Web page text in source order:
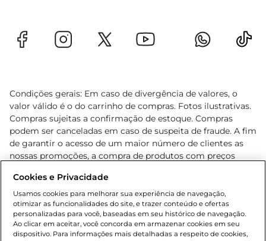
Condições gerais: Em caso de divergência de valores, o
valor válido é o do carrinho de compras. Fotos ilustrativas.
Compras sujeitas a confirmação de estoque. Compras
podem ser canceladas em caso de suspeita de fraude. A fim
de garantir o acesso de um maior número de clientes as
nossas promoções, a compra de produtos com preços
cliente. Os preços, ofertas e condições são exclusivos para
o e-commerce e válidos durante o dia de hoje, podendo
sofrer alterações sem prévia notificação. Proibida a venda
de bebidas alcoólicas para menores de 18 anos, conforme
Lei n.º 8069/90, art. 81, inciso II (Estatuto da Criança e do
Cookies e Privacidade
Usamos cookies para melhorar sua experiência de navegação,
otimizar as funcionalidades do site, e trazer conteúdo e ofertas
personalizadas para você, baseadas em seu histórico de navegação.
Ao clicar em aceitar, você concorda em armazenar cookies em seu
dispositivo. Para informações mais detalhadas a respeito de cookies,